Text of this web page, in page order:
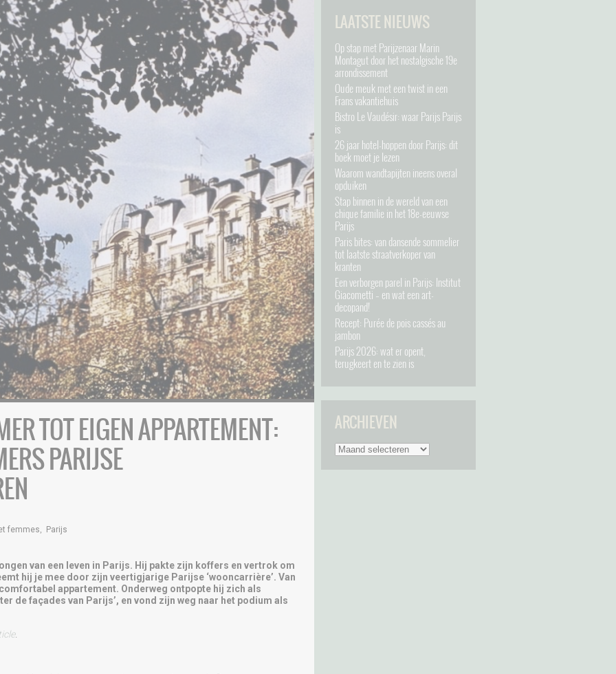
TOT EIGEN APPARTEMENT:
PARIJSE
femmes Parijs
van een leven in Parijs. Hij pakte zijn koffers en vertrok om
hij je mee door zijn veertigjarige Parijse ‘wooncarrière’. Van
appartement. Onderweg ontpopte hij zich als
de façades van Parijs’, en vond zijn weg naar het podium als
.
LAATSTE NIEUWS
Op stap met Parijzenaar Marin
Montagut door het nostalgische 19e
arrondissement
Oude meuk met een twist in een
Frans vakantiehuis
Bistro Le Vaudésir: waar Parijs Parijs
is
26 jaar hotel-hoppen door Parijs: dit
boek moet je lezen
Waarom wandtapijten ineens overal
opduiken
Stap binnen in de wereld van een
chique familie in het 18e-eeuwse
Parijs
Paris bites: van dansende sommelier
tot laatste straatverkoper van
kranten
Een verborgen parel in Parijs: Institut
Giacometti – en wat een art-
decopand!
Recept: Purée de pois cassés au
jambon
Parijs 2026: wat er opent,
terugkeert en te zien is
ARCHIEVEN